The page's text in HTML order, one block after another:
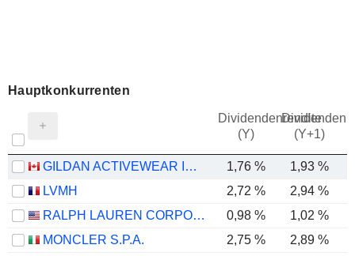
Hauptkonkurrenten
Dividendenrendite
(Y)
(Y+1)
GILDAN ACTIVEWEAR INC. 1,76 % 1,93 %
LVMH
2,72 % 2,94 %
RALPH LAUREN CORPORATION
0,98 % 1,02 %
MONCLER S.P.A.
2,75 % 2,89 %